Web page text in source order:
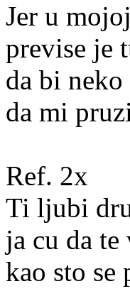
Jer u
previse je
da bi neko
da mi
Ref. 2x
Ti ljubi
ja cu da
kao sto